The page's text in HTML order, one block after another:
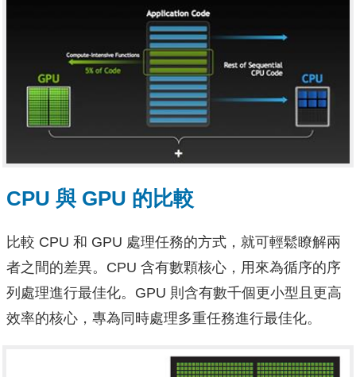
CPU 與 GPU 的比較
比較 CPU 和 GPU 處理任務的方式，就可輕鬆瞭解兩
者之間的差異。CPU 含有數顆核心，用來為循序的序
列處理進行最佳化。GPU 則含有數千個更小型且更高
效率的核心，專為同時處理多重任務進行最佳化。